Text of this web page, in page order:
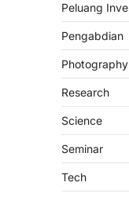
Peluang
Pengabdian
Photography
Research
Science
Seminar
Tech